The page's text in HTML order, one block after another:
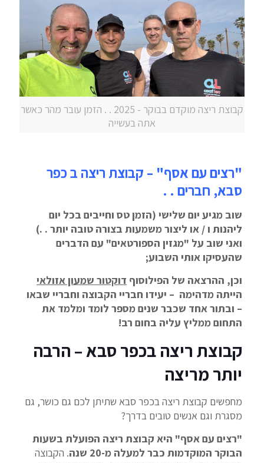
קבוצת ריצה מוקדם בבוקר - 2025 . . הזמן עובר מהר כאשר
אתה בעשייה
"רצים עם אסף" – קבוצת ריצה ב כפר
סבא, חברים . .
שוב מגיע יום שלישי (הזמן טס וחייבים בכל יום
ליהנות ו / או ליצור משמעות בצורה טובה יותר . .)
ואני שוב על "מגזין הספורטאים" עם הדברים
שהעסיקו אותי השבוע;
וכן, ההרצאה של הפילוסוף דוקטור שמעון אזולאי
הייתה מדהימה – יעידו חבריי הקבוצה וחבריי שבאו
– ובתור אחד שכבר שנים מספר לומד ומלמד את
התחום ממליץ עליה בחום רב!
קבוצת ריצה בכפר סבא – הרבה
יותר מריצה
מחפשים קבוצת ריצה בכפר סבא שתיתן לכם גם כושר, גם
מסגרת וגם אנשים טובים בדרך?
"רצים עם אסף" היא קבוצת ריצה הפועלת בשעות
הבוקר המוקדמות כבר למעלה מ-20 שנה
. הקבוצה